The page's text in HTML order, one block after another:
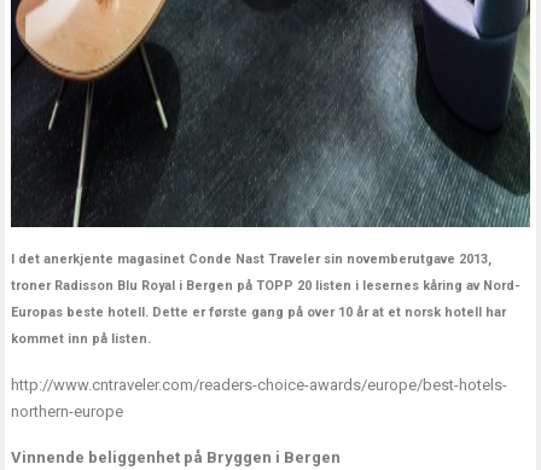
I det anerkjente magasinet Conde Nast Traveler sin novemberutgave 2013,
troner Radisson Blu Royal i Bergen på TOPP 20 listen i lesernes kåring av Nord-
Europas beste hotell. Dette er første gang på over 10 år at et norsk hotell har
kommet inn på listen.
http://www.cntraveler.com/readers-choice-awards/europe/best-hotels-
northern-europe
Vinnende beliggenhet på Bryggen i Bergen